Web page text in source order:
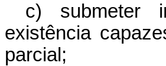
c) submeter
existência
parcial;